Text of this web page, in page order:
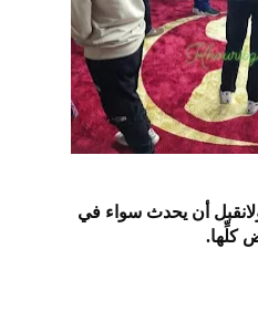
أن يحدث سواء في
كلِّها.